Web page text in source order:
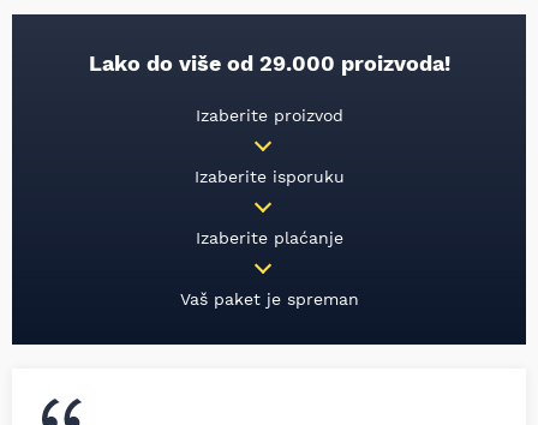
Lako do više od 29.000 proizvoda!
Izaberite proizvod
Izaberite isporuku
Izaberite plaćanje
Vaš paket je spreman